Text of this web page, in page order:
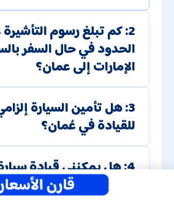
2: كم تبلغ رسوم
الحدود في حال السفر
الإمارات إلى عمان؟
3: هل تأمين السيارة
للقيادة في عُمان؟
4: هل يمكنني قيادة
مستأجرة من دبي إلى